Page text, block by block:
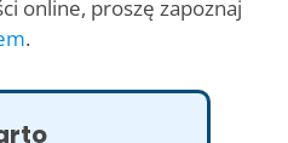
online, proszę zapoznaj
.